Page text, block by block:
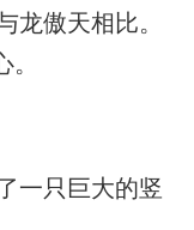
傲天相比。
一只巨大的竖